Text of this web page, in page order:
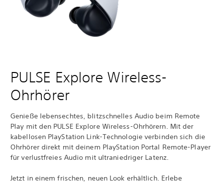
PULSE Explore Wireless-
Ohrhörer
Genieße lebensechtes, blitzschnelles Audio beim Remote
Play mit den PULSE Explore Wireless-Ohrhörern. Mit der
kabellosen PlayStation Link-Technologie verbinden sich die
Ohrhörer direkt mit deinem PlayStation Portal Remote-Player
für verlustfreies Audio mit ultraniedriger Latenz.
Jetzt in einem frischen, neuen Look erhältlich. Erlebe